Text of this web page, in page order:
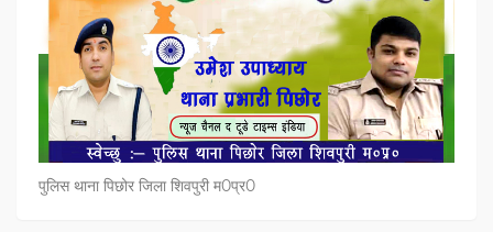
पुलिस थाना पिछोर जिला शिवपुरी म0प्र0